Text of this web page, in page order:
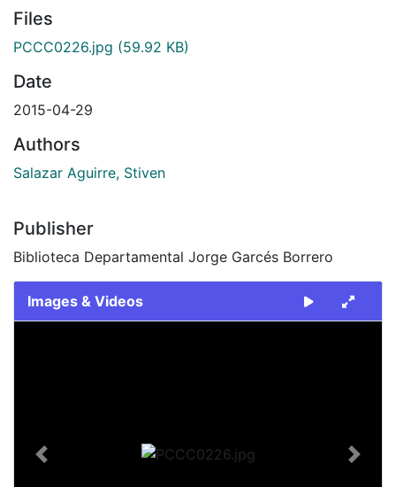
Files
PCCC0226.jpg (59.92 KB)
Date
2015-04-29
Authors
Salazar Aguirre, Stiven
Publisher
Biblioteca Departamental Jorge Garcés Borrero
Images & Videos
Previous Next